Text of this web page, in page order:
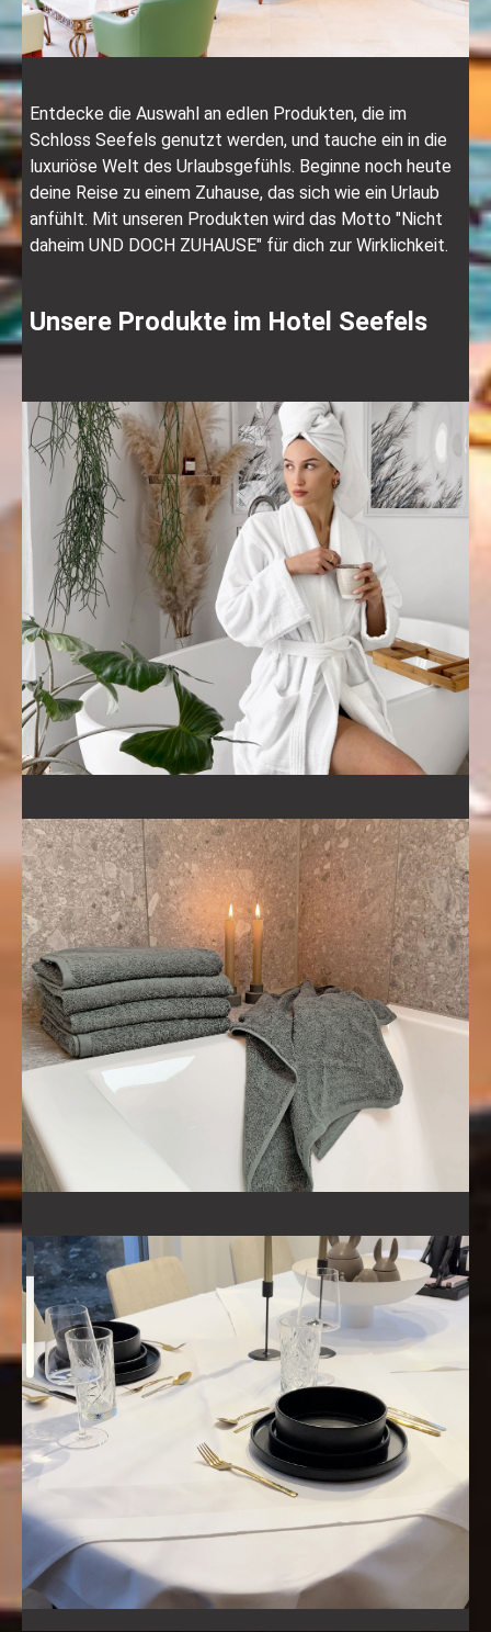
Entdecke die Auswahl an edlen Produkten, die im
Schloss Seefels genutzt werden, und tauche ein in die
luxuriöse Welt des Urlaubsgefühls. Beginne noch heute
deine Reise zu einem Zuhause, das sich wie ein Urlaub
anfühlt. Mit unseren Produkten wird das Motto "Nicht
daheim UND DOCH ZUHAUSE" für dich zur Wirklichkeit.
Unsere Produkte im Hotel Seefels